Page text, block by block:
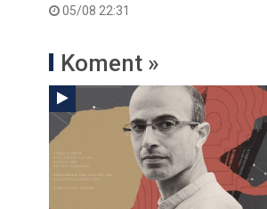
05/08 22:31
Koment »